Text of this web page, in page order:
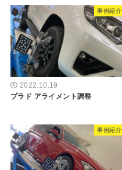
事例紹介
2022.10.19
プラド アライメント調整
事例紹介